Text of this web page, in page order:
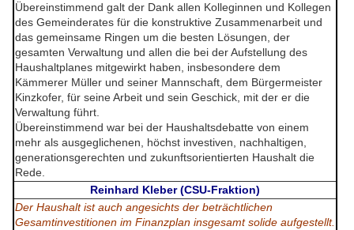
Übereinstimmend galt der Dank allen Kolleginnen und Kollegen
des Gemeinderates für die konstruktive Zusammenarbeit und
das gemeinsame Ringen um die besten Lösungen, der
gesamten Verwaltung und allen die bei der Aufstellung des
Haushaltplanes mitgewirkt haben, insbesondere dem
Kämmerer Müller und seiner Mannschaft, dem Bürgermeister
Kinzkofer, für seine Arbeit und sein Geschick, mit der er die
Verwaltung führt.
Übereinstimmend war bei der Haushaltsdebatte von einem
mehr als ausgeglichenen, höchst investiven, nachhaltigen,
generationsgerechten und zukunftsorientierten Haushalt die
Rede.
Reinhard Kleber (CSU-Fraktion)
Der Haushalt ist auch angesichts der beträchtlichen
Gesamtinvestitionen im Finanzplan insgesamt solide aufgestellt.